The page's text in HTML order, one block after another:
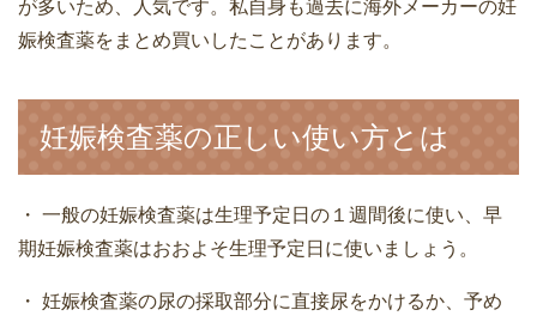
が多いため、人気です。私自身も過去に海外メーカーの妊
娠検査薬をまとめ買いしたことがあります。
妊娠検査薬の正しい使い方とは
・ 一般の妊娠検査薬は生理予定日の１週間後に使い、早
期妊娠検査薬はおおよそ生理予定日に使いましょう。
・ 妊娠検査薬の尿の採取部分に直接尿をかけるか、予め